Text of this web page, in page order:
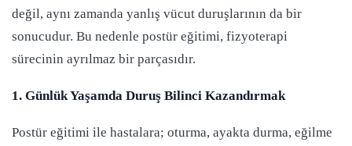
değil, aynı zamanda yanlış vücut duruşlarının da bir
sonucudur. Bu nedenle postür eğitimi, fizyoterapi
sürecinin ayrılmaz bir parçasıdır.
1. Günlük Yaşamda Duruş Bilinci Kazandırmak
Postür eğitimi ile hastalara; oturma, ayakta durma, eğilme